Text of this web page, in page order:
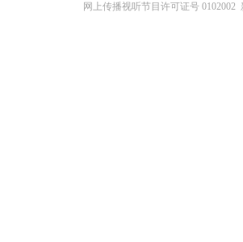
网上传播视听节目许可证号 0102002